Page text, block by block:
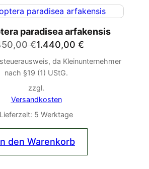
paradisea arfakensis
€Ursprünglicher
Preis
war:
1.450,00 €
1.440,00 €
Aktueller
Preis
ist:
1.440,00 €.
da Kleinunternehmer
nach §19 (1) UStG.
zzgl.
Versandkosten
Lieferzeit: 5 Werktage
den Warenkorb